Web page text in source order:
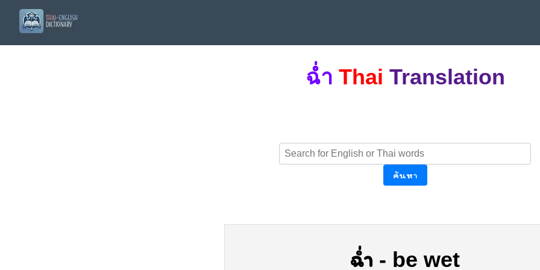
ฉ่ำ Thai Translation
ค้นหา
ฉ่ำ - be wet